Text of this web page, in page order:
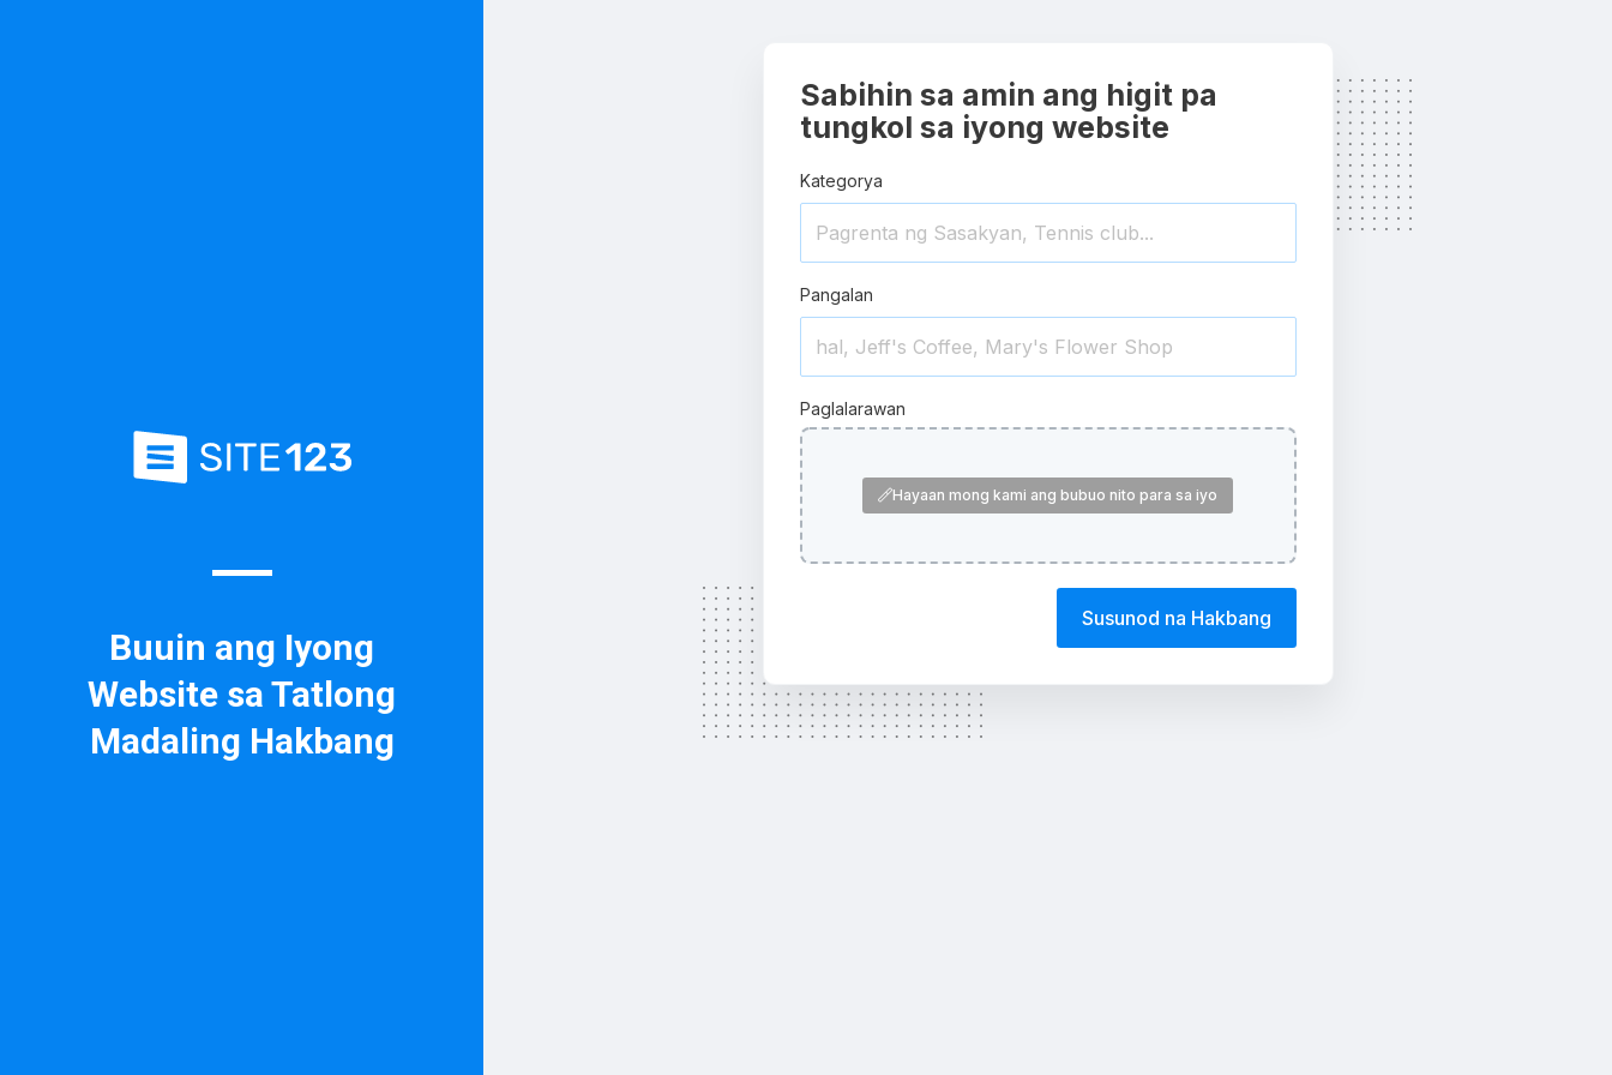
Buuin ang Iyong
Website sa Tatlong
Madaling Hakbang
Sabihin sa amin ang higit pa
tungkol sa iyong website
Kategorya
Pangalan
Paglalarawan
Hayaan mong kami ang bubuo nito para sa iyo
Susunod na Hakbang